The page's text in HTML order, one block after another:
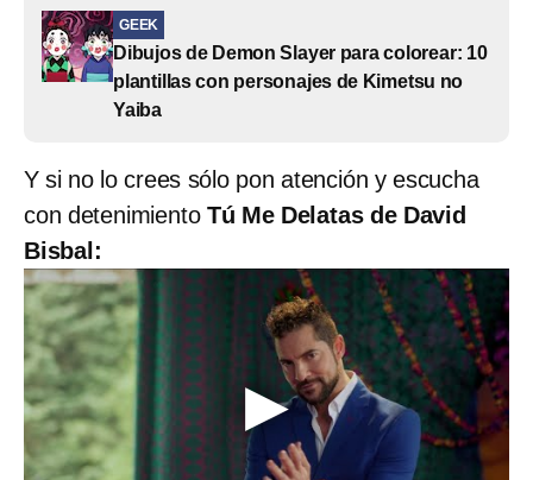
GEEK
Dibujos de Demon Slayer para colorear: 10
plantillas con personajes de Kimetsu no
Yaiba
Y si no lo crees sólo pon atención y escucha
con detenimiento Tú Me Delatas de David
Bisbal: